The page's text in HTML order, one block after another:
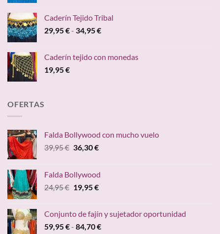
Caderín Tejido Tribal
29,95€- 34,95€Rango
desde
Caderín tejido con monedas
19,95€
OFERTAS
Falda Bollywood con mucho vuelo
39,95€ El
era:
39,95 €.
36,30€El
es:
36,30 €.
Falda Bollywood
24,95€ El
era:
24,95 €.
19,95€El
es:
19,95 €.
Conjunto de fajín y sujetador oportunidad
59,95€- 84,70€Rango